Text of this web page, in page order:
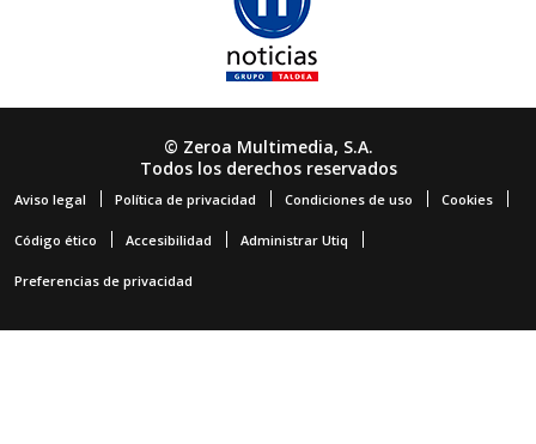
© Zeroa Multimedia, S.A.
Todos los derechos reservados
Aviso legal Política de privacidad Condiciones de uso Cookies
Código ético Accesibilidad Administrar Utiq
Preferencias de privacidad